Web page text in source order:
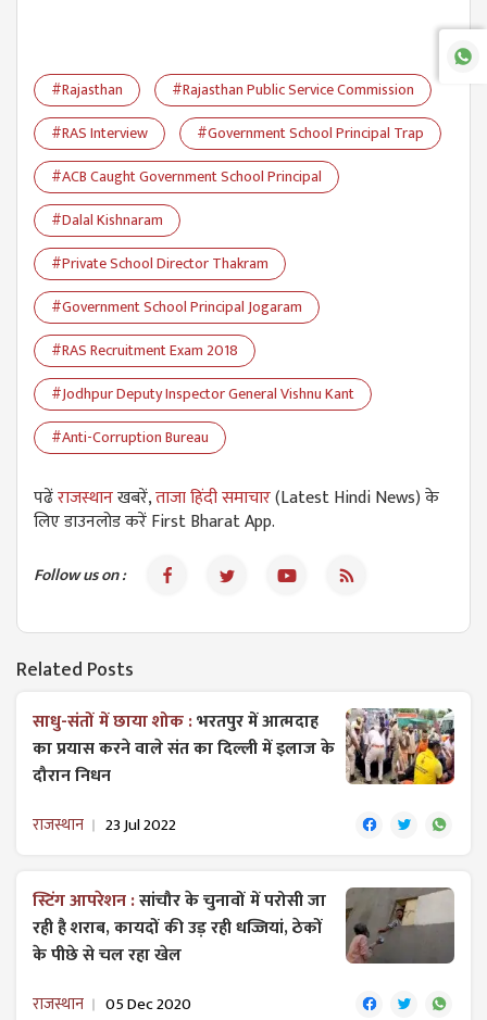
#Rajasthan
#Rajasthan Public Service Commission
#RAS Interview
#Government School Principal Trap
#ACB Caught Government School Principal
#Dalal Kishnaram
#Private School Director Thakram
#Government School Principal Jogaram
#RAS Recruitment Exam 2018
#Jodhpur Deputy Inspector General Vishnu Kant
#Anti-Corruption Bureau
पढेंराजस्थानखबरें,ताजा हिंदी समाचार(Latest Hindi News) के
लिए डाउनलोड करें First Bharat App.
Follow us on :
Related Posts
साधु-संतों में छाया शोक :भरतपुर में आत्मदाह
का प्रयास करने वाले संत का दिल्ली में इलाज के
दौरान निधन
राजस्थान 23 Jul 2022
स्टिंग आपरेशन :सांचौर के चुनावों में परोसी जा
रही है शराब, कायदों की उड़ रही धज्जियां, ठेकों
के पीछे से चल रहा खेल
राजस्थान 05 Dec 2020